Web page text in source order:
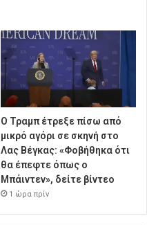
Ο Τραμπ έτρεξε πίσω από
μικρό αγόρι σε σκηνή στο
Λας Βέγκας: «Φοβήθηκα ότι
θα έπεφτε όπως ο
Μπάιντεν», δείτε βίντεο
1 ώρα πρίν